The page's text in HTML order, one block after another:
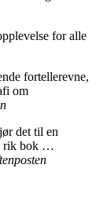
for alle
fortellerevne,
om
det til en
rik bok …